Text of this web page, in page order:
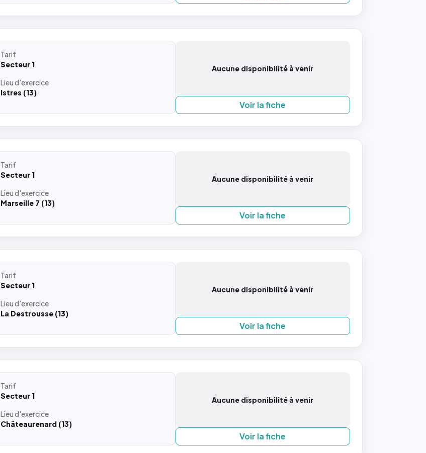
Tarif
Secteur 1
Lieud'exercice
Istres (13)
Aucune disponibilité à venir
Voir la fiche
Tarif
Secteur 1
Lieud'exercice
Marseille 7 (13)
Aucune disponibilité à venir
Voir la fiche
Tarif
Secteur 1
Lieud'exercice
La Destrousse (13)
Aucune disponibilité à venir
Voir la fiche
Tarif
Secteur 1
Lieud'exercice
Châteaurenard (13)
Aucune disponibilité à venir
Voir la fiche